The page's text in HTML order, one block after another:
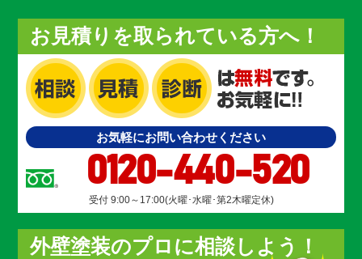
お見積りを取られている方へ！
お気軽にお問い合わせください
0120-440-520
受付 9:00～17:00(火曜･水曜･第2木曜定休)
外壁塗装のプロに相談しよう！